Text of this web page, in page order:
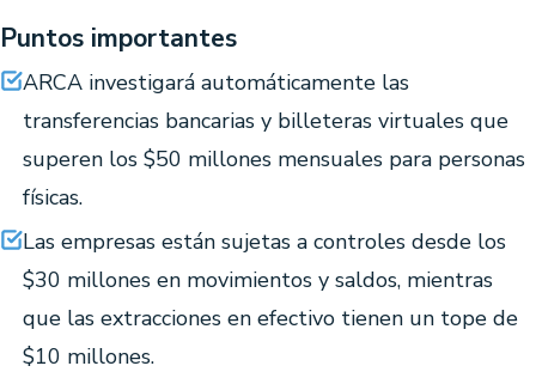
Puntos importantes
ARCA investigará automáticamente las
transferencias bancarias y billeteras virtuales que
superen los $50 millones mensuales para personas
físicas.
Las empresas están sujetas a controles desde los
$30 millones en movimientos y saldos, mientras
que las extracciones en efectivo tienen un tope de
$10 millones.